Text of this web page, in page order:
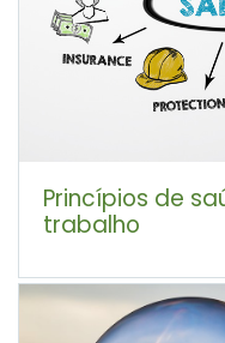
Princípios de
trabalho